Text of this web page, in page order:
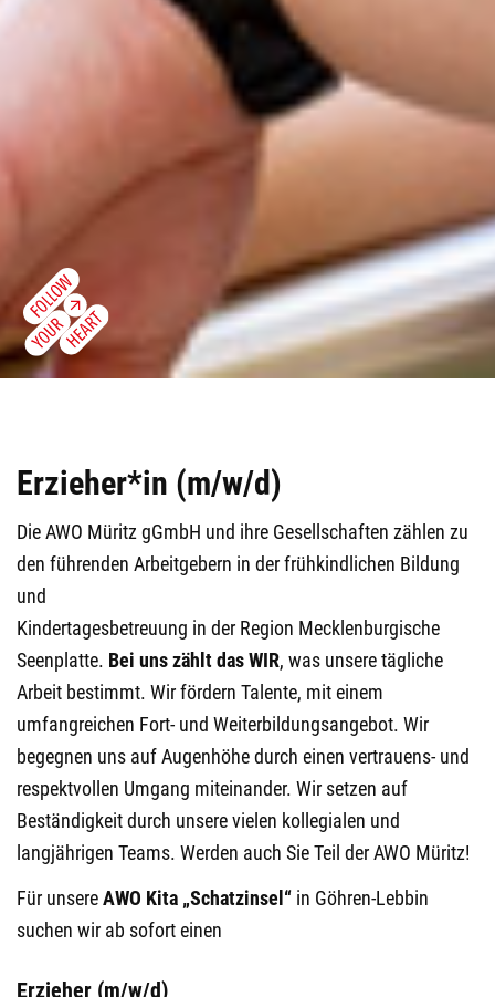
Erzieher*in (m/w/d)
Die AWO Müritz gGmbH und ihre Gesellschaften zählen zu
den führenden Arbeitgebern in der frühkindlichen Bildung
und
Kindertagesbetreuung in der Region Mecklenburgische
Seenplatte. Bei uns zählt das WIR, was unsere tägliche
Arbeit bestimmt. Wir fördern Talente, mit einem
umfangreichen Fort- und Weiterbildungsangebot. Wir
begegnen uns auf Augenhöhe durch einen vertrauens- und
respektvollen Umgang miteinander. Wir setzen auf
Beständigkeit durch unsere vielen kollegialen und
langjährigen Teams. Werden auch Sie Teil der AWO Müritz!
Für unsereAWO Kita „Schatzinsel“ in Göhren-Lebbin
suchen wir ab sofort einen
Erzieher (m/w/d)